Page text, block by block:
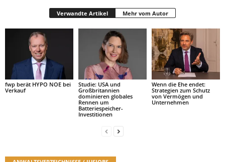
Verwandte Artikel Mehr vom Autor
fwp berät HYPO NOE bei
Verkauf
Studie: USA und
Großbritannien
dominieren globales
Rennen um
Batteriespeicher-
Investitionen
Wenn die Ehe endet:
Strategien zum Schutz
von Vermögen und
Unternehmen